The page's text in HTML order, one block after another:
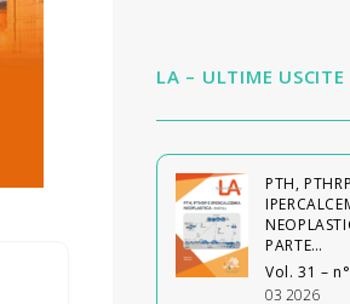
LA – ULTIME USCITE
PTH,
PARTE…
Vol. 31 –
03 2026